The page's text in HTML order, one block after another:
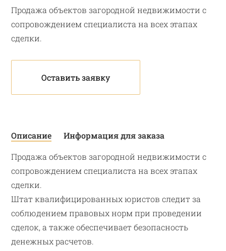
Продажа объектов загородной недвижимости с
сопровождением специалиста на всех этапах
сделки.
Оставить заявку
Описание
Информация для заказа
Продажа объектов загородной недвижимости с
сопровождением специалиста на всех этапах
сделки.
Штат квалифицированных юристов следит за
соблюдением правовых норм при проведении
сделок, а также обеспечивает безопасность
денежных расчетов.